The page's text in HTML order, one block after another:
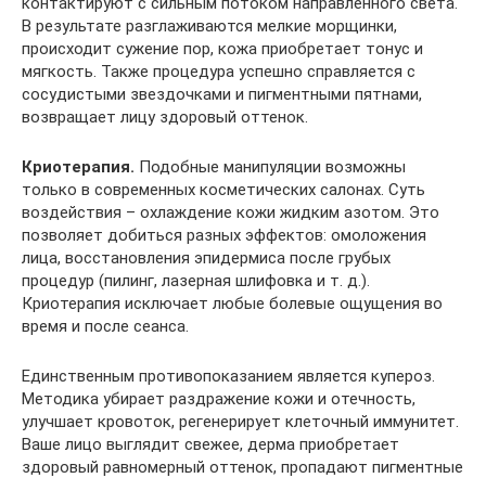
В результате разглаживаются мелкие морщинки,
происходит сужение пор, кожа приобретает тонус и
мягкость. Также процедура успешно справляется с
сосудистыми звездочками и пигментными пятнами,
возвращает лицу здоровый оттенок.
Криотерапия. Подобные манипуляции возможны
только в современных косметических салонах. Суть
воздействия – охлаждение кожи жидким азотом. Это
позволяет добиться разных эффектов: омоложения
лица, восстановления эпидермиса после грубых
процедур (пилинг, лазерная шлифовка и т. д.).
Криотерапия исключает любые болевые ощущения во
время и после сеанса.
Единственным противопоказанием является купероз.
Методика убирает раздражение кожи и отечность,
улучшает кровоток, регенерирует клеточный иммунитет.
Ваше лицо выглядит свежее, дерма приобретает
здоровый равномерный оттенок, пропадают пигментные